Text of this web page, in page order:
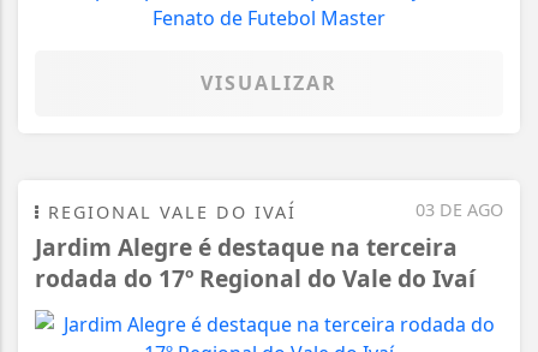
VISUALIZAR
03 DE AGO
REGIONAL VALE DO IVAÍ
Jardim Alegre é destaque na terceira
rodada do 17º Regional do Vale do Ivaí